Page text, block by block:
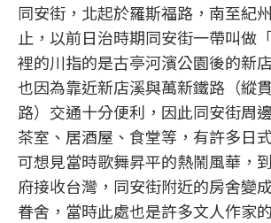
同安街，北起於羅斯福路，南至紀
止，以前日治時期同安街一帶叫做
裡的川指的是古亭河濱公園後的新
也因為靠近新店溪與萬新鐵路（縱
路）交通十分便利，因此同安街周
茶室、居酒屋、食堂等，有許多日
可想見當時歌舞昇平的熱鬧風華，
府接收台灣，同安街附近的房舍變
眷舍，當時此處也是許多文人作家